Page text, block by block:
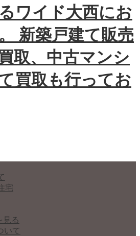
ワイド大西にお
新築戸建て販売
取、中古マンシ
買取も行ってお
宅
見る
いて